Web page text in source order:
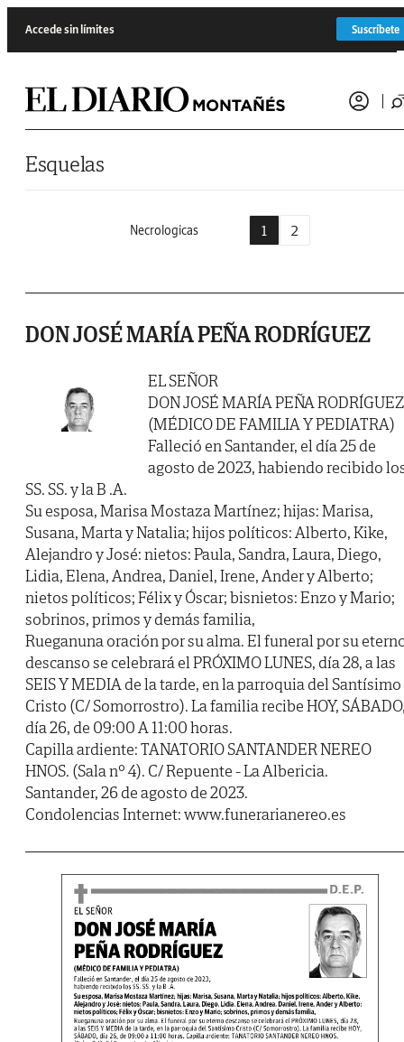
Accede sin límites Suscríbete
Esquelas
Necrologicas 1 2
DON JOSÉ MARÍA PEÑA RODRÍGUEZ
EL SEÑOR
DON JOSÉ MARÍA PEÑA RODRÍGUEZ
(MÉDICO DE FAMILIA Y PEDIATRA)
Falleció en Santander, el día 25 de
agosto de 2023, habiendo recibido
SS. SS. y la B .A.
Su esposa, Marisa Mostaza Martínez; hijas: Marisa,
Susana, Marta y Natalia; hijos políticos: Alberto, Kike,
Alejandro y José: nietos: Paula, Sandra, Laura, Diego,
Lidia, Elena, Andrea, Daniel, Irene, Ander y Alberto;
nietos políticos; Félix y Óscar; bisnietos: Enzo y Mario;
sobrinos, primos y demás familia,
Rueganuna oración por su alma. El funeral por su
descanso se celebrará el PRÓXIMO LUNES, día 28, a las
SEIS Y MEDIA de la tarde, en la parroquia del Santísimo
Cristo (C/ Somorrostro). La familia recibe HOY,
día 26, de 09:00 A 11:00 horas.
Capilla ardiente: TANATORIO SANTANDER NEREO
HNOS. (Sala nº 4). C/ Repuente - La Albericia.
Santander, 26 de agosto de 2023.
Condolencias Internet: www.funerarianereo.es